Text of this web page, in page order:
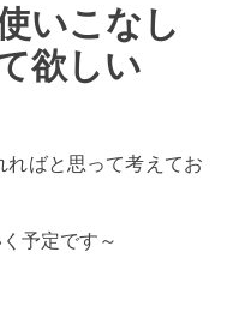
いこなし
欲しい
ばと思って考えてお
予定です～